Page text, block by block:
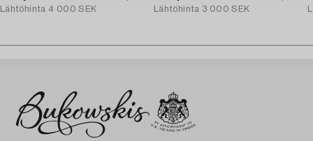
Lähtöhinta 4 000 SEK
Lähtöhinta 3 000 SEK